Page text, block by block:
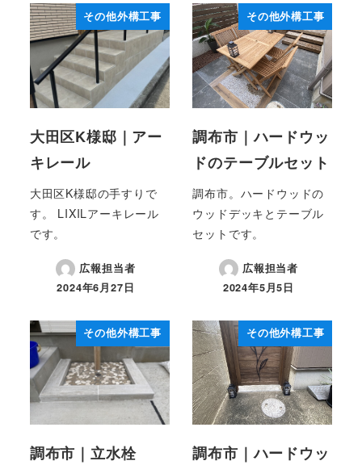
その他外構工事
大田区K様邸｜アー
キレール
大田区K様邸の手すりで
す。 LIXILアーキレール
です。
広報担当者
投稿日
2024年6月27日
その他外構工事
調布市｜ハードウッ
ドのテーブルセット
調布市。ハードウッドの
ウッドデッキとテーブル
セットです。
広報担当者
投稿日
2024年5月5日
その他外構工事
調布市｜立水栓
その他外構工事
調布市｜ハードウッ